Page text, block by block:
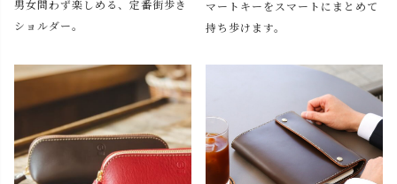
男女問わず楽しめる、定番街歩き
ショルダー。
マートキーをスマートにまとめて
持ち歩けます。